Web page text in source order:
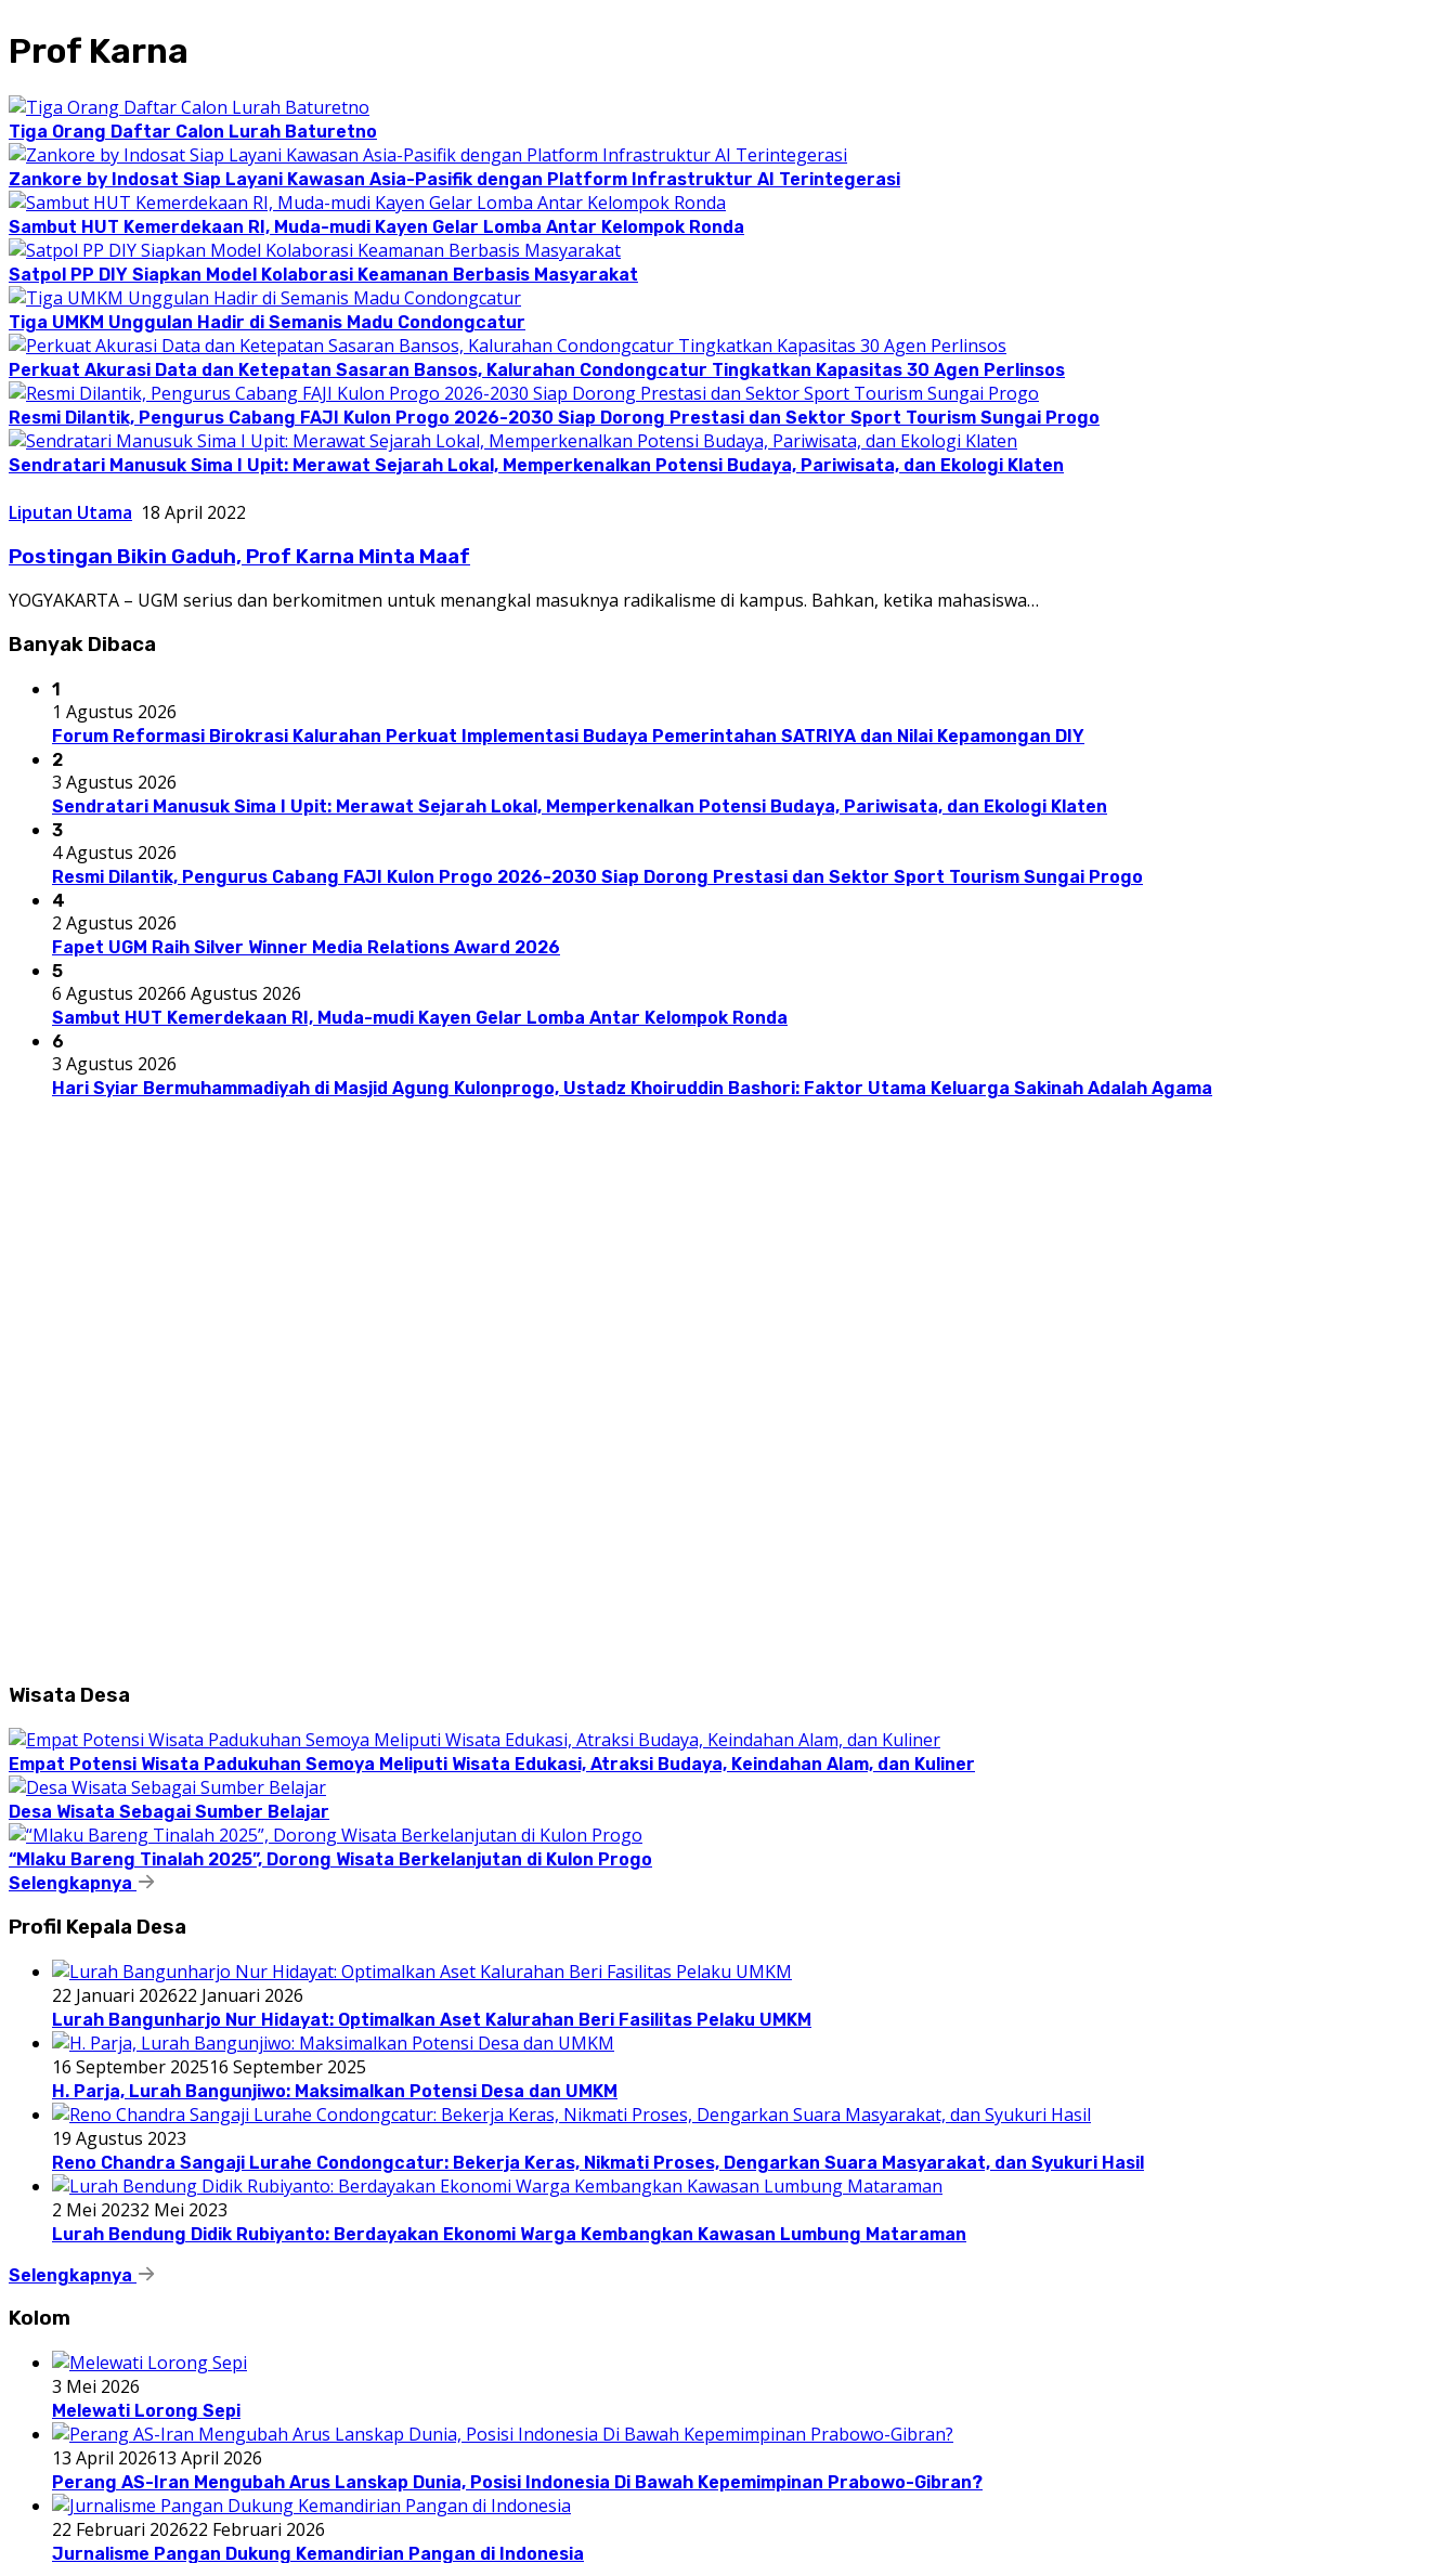
Prof Karna
Tiga Orang Daftar Calon Lurah Baturetno
Zankore by Indosat Siap Layani Kawasan Asia-Pasifik dengan Platform Infrastruktur AI Terintegerasi
Sambut HUT Kemerdekaan RI, Muda-mudi Kayen Gelar Lomba Antar Kelompok Ronda
Satpol PP DIY Siapkan Model Kolaborasi Keamanan Berbasis Masyarakat
Tiga UMKM Unggulan Hadir di Semanis Madu Condongcatur
Perkuat Akurasi Data dan Ketepatan Sasaran Bansos, Kalurahan Condongcatur Tingkatkan Kapasitas 30 Agen Perlinsos
Resmi Dilantik, Pengurus Cabang FAJI Kulon Progo 2026-2030 Siap Dorong Prestasi dan Sektor Sport Tourism Sungai Progo
Sendratari Manusuk Sima I Upit: Merawat Sejarah Lokal, Memperkenalkan Potensi Budaya, Pariwisata, dan Ekologi Klaten
Liputan Utama 18 April 2022
Postingan Bikin Gaduh, Prof Karna Minta Maaf
YOGYAKARTA – UGM serius dan berkomitmen untuk menangkal masuknya radikalisme di kampus. Bahkan, ketika mahasiswa…
Banyak Dibaca
1
1 Agustus 2026
Forum Reformasi Birokrasi Kalurahan Perkuat Implementasi Budaya Pemerintahan SATRIYA dan Nilai Kepamongan DIY
2
3 Agustus 2026
Sendratari Manusuk Sima I Upit: Merawat Sejarah Lokal, Memperkenalkan Potensi Budaya, Pariwisata, dan Ekologi Klaten
3
4 Agustus 2026
Resmi Dilantik, Pengurus Cabang FAJI Kulon Progo 2026-2030 Siap Dorong Prestasi dan Sektor Sport Tourism Sungai Progo
4
2 Agustus 2026
Fapet UGM Raih Silver Winner Media Relations Award 2026
5
6 Agustus 20266 Agustus 2026
Sambut HUT Kemerdekaan RI, Muda-mudi Kayen Gelar Lomba Antar Kelompok Ronda
6
3 Agustus 2026
Hari Syiar Bermuhammadiyah di Masjid Agung Kulonprogo, Ustadz Khoiruddin Bashori: Faktor Utama Keluarga Sakinah Adalah Agama
Wisata Desa
Empat Potensi Wisata Padukuhan Semoya Meliputi Wisata Edukasi, Atraksi Budaya, Keindahan Alam, dan Kuliner
Desa Wisata Sebagai Sumber Belajar
“Mlaku Bareng Tinalah 2025”, Dorong Wisata Berkelanjutan di Kulon Progo
Selengkapnya
Profil Kepala Desa
22 Januari 202622 Januari 2026
Lurah Bangunharjo Nur Hidayat: Optimalkan Aset Kalurahan Beri Fasilitas Pelaku UMKM
16 September 202516 September 2025
H. Parja, Lurah Bangunjiwo: Maksimalkan Potensi Desa dan UMKM
19 Agustus 2023
Reno Chandra Sangaji Lurahe Condongcatur: Bekerja Keras, Nikmati Proses, Dengarkan Suara Masyarakat, dan Syukuri Hasil
2 Mei 20232 Mei 2023
Lurah Bendung Didik Rubiyanto: Berdayakan Ekonomi Warga Kembangkan Kawasan Lumbung Mataraman
Selengkapnya
Kolom
3 Mei 2026
Melewati Lorong Sepi
13 April 202613 April 2026
Perang AS-Iran Mengubah Arus Lanskap Dunia, Posisi Indonesia Di Bawah Kepemimpinan Prabowo-Gibran?
22 Februari 202622 Februari 2026
Jurnalisme Pangan Dukung Kemandirian Pangan di Indonesia